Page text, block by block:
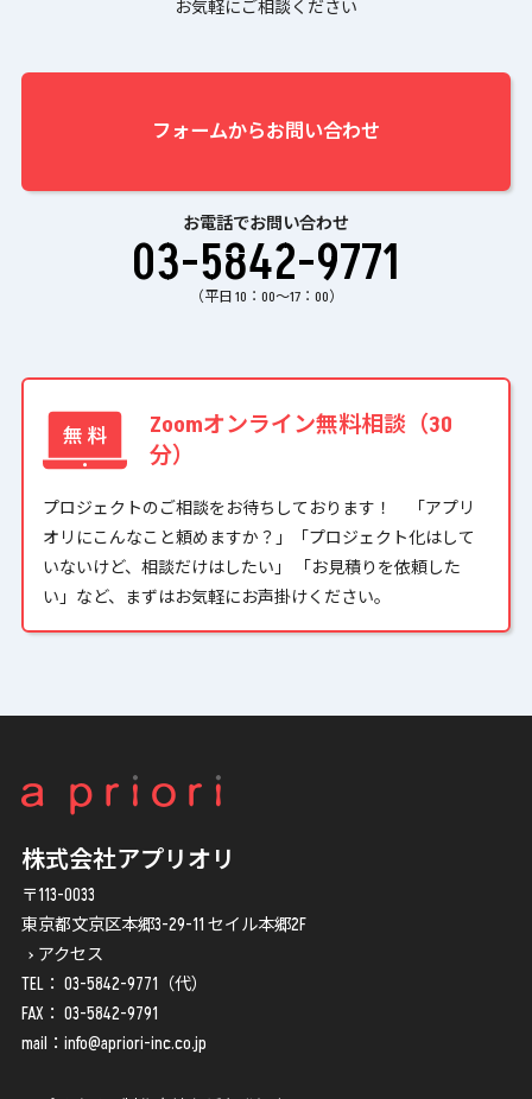
お気軽にご相談ください
フォームからお問い合わせ
お電話でお問い合わせ
03-5842-9771
（平日 10：00〜17：00）
Zoomオンライン無料相談（30
分）
プロジェクトのご相談をお待ちしております！ 「アプリ
オリにこんなこと頼めますか？」「プロジェクト化はして
いないけど、相談だけはしたい」 「お見積りを依頼した
い」など、まずはお気軽にお声掛けください。
株式会社アプリオリ
〒113-0033
東京都文京区本郷3-29-11 セイル本郷2F
アクセス
TEL： 03-5842-9771 （代）
FAX： 03-5842-9791
mail： info@apriori-inc.co.jp